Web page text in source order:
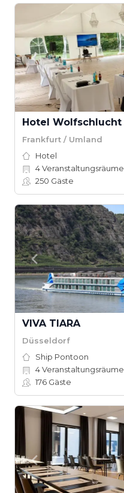
Hotel Wolfschlucht
Frankfurt / Umland
Hotel
4Veranstaltungsräume
250 Gäste
VIVA TIARA
Düsseldorf
Ship Pontoon
4Veranstaltungsräume
176 Gäste